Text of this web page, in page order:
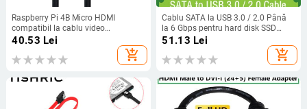
Raspberry Pi 4B Micro HDMI
compatibil la cablu video
compatibil HDMI Suport cablu
adaptor 4K pentru tabletă HDTV
Android
40.53 Lei
add_shopping_cart
Cablu SATA la USB 3.0 / 2.0 Până
la 6 Gbps pentru hard disk SSD
extern de 2,5 inchi Adaptor SATA 3
cu 22 pini Cablu USB 3.0 la Sata III
51.13 Lei
add_shopping_cart